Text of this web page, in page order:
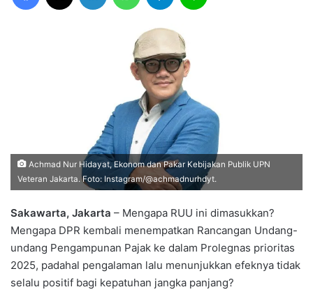
Achmad Nur Hidayat, Ekonom dan Pakar Kebijakan Publik UPN
Veteran Jakarta. Foto: Instagram/@achmadnurhdyt.
Sakawarta, Jakarta – Mengapa RUU ini dimasukkan?
Mengapa DPR kembali menempatkan Rancangan Undang-
undang Pengampunan Pajak ke dalam Prolegnas prioritas
2025, padahal pengalaman lalu menunjukkan efeknya tidak
selalu positif bagi kepatuhan jangka panjang?